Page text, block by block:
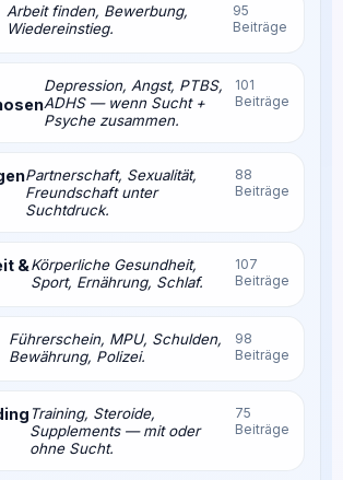
Arbeit finden, Bewerbung,
Wiedereinstieg.
95
Beiträge
Depression, Angst, PTBS,
ADHS — wenn Sucht +
Psyche zusammen.
101
Beiträge
Partnerschaft, Sexualität,
Freundschaft unter
Suchtdruck.
88
Beiträge
&Körperliche Gesundheit,
Sport, Ernährung, Schlaf.
107
Beiträge
Führerschein, MPU, Schulden,
Bewährung, Polizei.
98
Beiträge
Training, Steroide,
Supplements — mit oder
ohne Sucht.
75
Beiträge